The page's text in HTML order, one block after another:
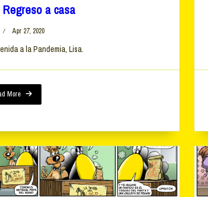
Regreso a casa
Apr 27, 2020
a la Pandemia, Lisa.
More